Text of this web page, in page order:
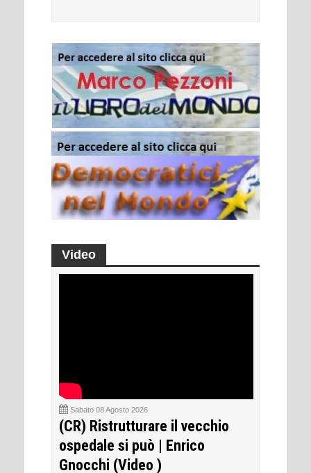
Video
Sabato 08 Agosto 2026
(CR) Ristrutturare il vecchio
ospedale si può | Enrico
Gnocchi (Video )